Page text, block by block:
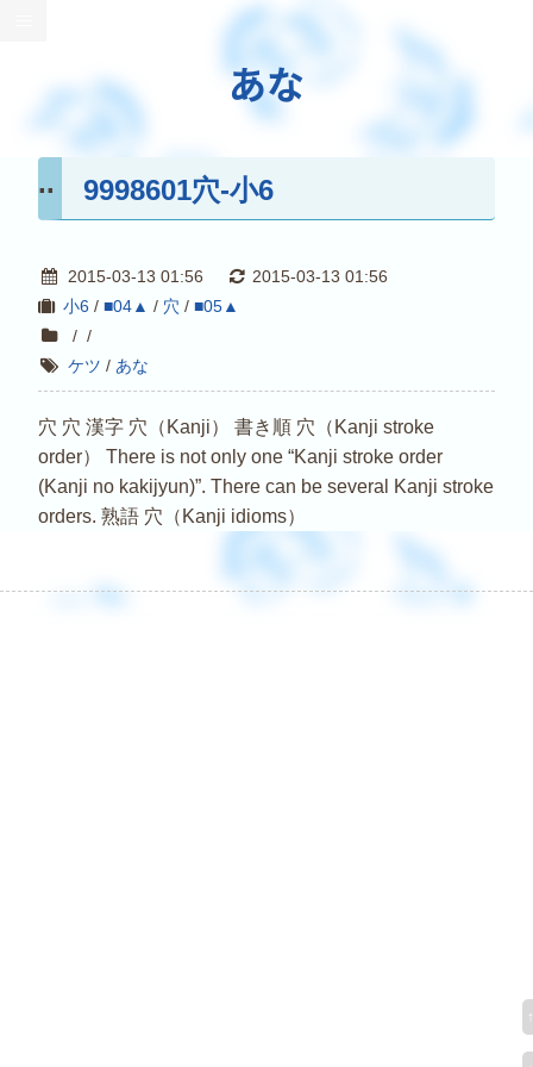
あな
9998601穴-小6
2015-03-13 01:56
2015-03-13 01:56
小6 / ■04▲ / 穴 / ■05▲
/ /
ケツ /あな
穴 穴 漢字 穴（Kanji） 書き順 穴（Kanji stroke
order） There is not only one “Kanji stroke order
(Kanji no kakijyun)”. There can be several Kanji stroke
orders. 熟語 穴（Kanji idioms）
↑